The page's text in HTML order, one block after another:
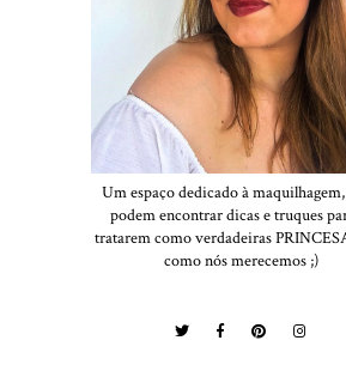
Um espaço dedicado à
podem encontrar dicas e truques
tratarem como verdadeiras
como nós merecemos ;)